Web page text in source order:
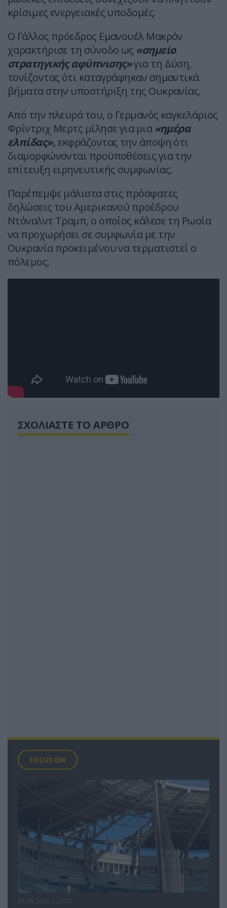
κρίσιμες ενεργειακές υποδομές.
Ο Γάλλος πρόεδρος Εμανουέλ Μακρόν
χαρακτήρισε τη σύνοδο ως «σημείο
στρατηγικής αφύπνισης»για τη Δύση,
τονίζοντας ότι καταγράφηκαν σημαντικά
βήματα στην υποστήριξη της Ουκρανίας.
Από την πλευρά του, ο Γερμανός καγκελάριος
Φρίντριχ Μερτς μίλησε για μια «ημέρα
ελπίδας», εκφράζοντας την άποψη ότι
διαμορφώνονται προϋποθέσεις για την
επίτευξη ειρηνευτικής συμφωνίας.
Παρέπεμψε μάλιστα στις πρόσφατες
δηλώσεις του Αμερικανού προέδρου
Ντόναλντ Τραμπ, ο οποίος κάλεσε τη Ρωσία
να προχωρήσει σε συμφωνία με την
Ουκρανία προκειμένου να τερματιστεί ο
πόλεμος.
ΣΧΟΛΙΑΣΤΕ ΤΟ ΑΡΘΡΟ
FOCUS ON